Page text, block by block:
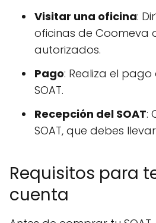
Visitar una oficina:
oficinas de Coomeva
autorizados.
Pago: Realiza el
SOAT.
Recepción del SOAT:
SOAT, que debes
Requisitos para
cuenta